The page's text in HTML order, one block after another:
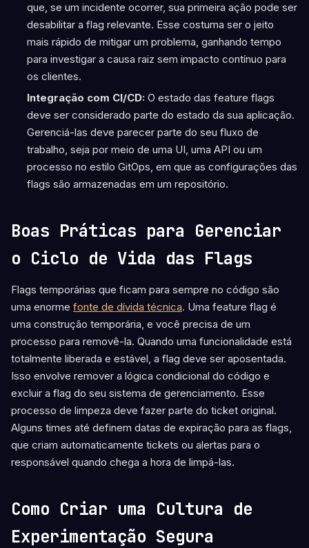
que, se um incidente ocorrer, sua primeira ação pode ser
desabilitar a flag relevante. Esse costuma ser o jeito
mais rápido de mitigar um problema, ganhando tempo
para investigar a causa raiz sem impacto contínuo para
os clientes.
Integração com CI/CD:O estado das feature flags
deve ser considerado parte do estado da sua aplicação.
Gerenciá-las deve parecer parte do seu fluxo de
trabalho, seja por meio de uma UI, uma API ou um
processo no estilo GitOps, em que as configurações das
flags são armazenadas em um repositório.
Boas Práticas para Gerenciar
o Ciclo de Vida das Flags
Flags temporárias que ficam para sempre no código são
uma enorme fonte de dívida técnica. Uma feature flag é
uma construção temporária, e você precisa de um
processo para removê-la. Quando uma funcionalidade está
totalmente liberada e estável, a flag deve ser aposentada.
Isso envolve remover a lógica condicional do código e
excluir a flag do seu sistema de gerenciamento. Esse
processo de limpeza deve fazer parte do ticket original.
Alguns times até definem datas de expiração para as flags,
que criam automaticamente tickets ou alertas para o
responsável quando chega a hora de limpá-las.
Como Criar uma Cultura de
Experimentação Segura